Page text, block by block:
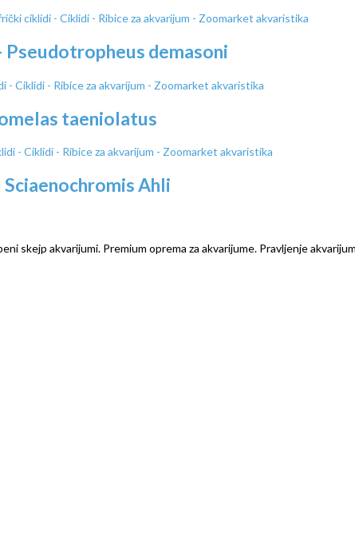
demasoni
taeniolatus
Ahli
skejp akvarijumi. Premium oprema za akvarijume. Pravljenje